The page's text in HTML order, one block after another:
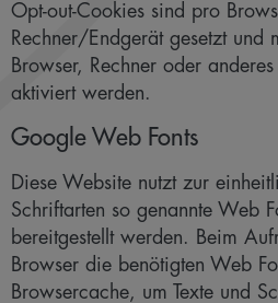
Opt-out-Cookies sind pro
Rechner/Endgerät gesetzt und
Browser, Rechner oder
aktiviert werden.
Google Web Fonts
Diese Website nutzt zur
Schriftarten so genannte Web
bereitgestellt werden. Beim
Browser die benötigten Web
Browsercache, um Texte und